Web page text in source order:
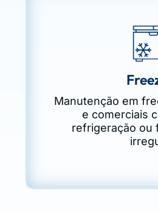
Manutenção em
e comerciais
refrigeração ou